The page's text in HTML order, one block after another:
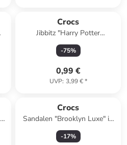
Crocs
Jibbitz "Harry Potter
Hufflepuff House" in Gelb/
Blau
-75%
0,99 €
UVP: 3,99 €*
Crocs
Sandalen "Brooklyn Luxe" in
Camel
-17%